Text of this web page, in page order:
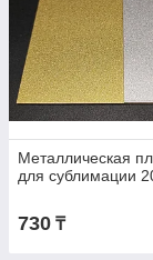
Металлическая
для сублимации
730 ₸